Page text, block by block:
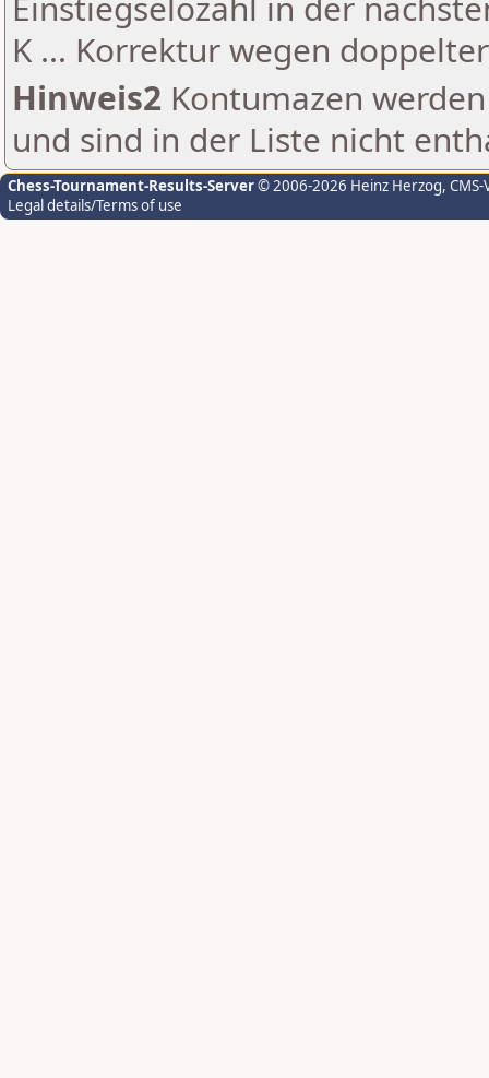
K ... Korrektur wegen
Hinweis2 Kontumazen
und sind in der Liste nicht
Chess-Tournament-Results-Server© 2006-2026 Heinz Herzog,
Legal details/Terms of use